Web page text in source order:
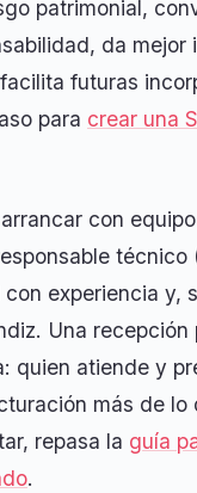
patrimonial,
da mejor
futuras
para crear una
con
técnico
experiencia y,
Una recepción
quien atiende y
más de lo
repasa la guía
.